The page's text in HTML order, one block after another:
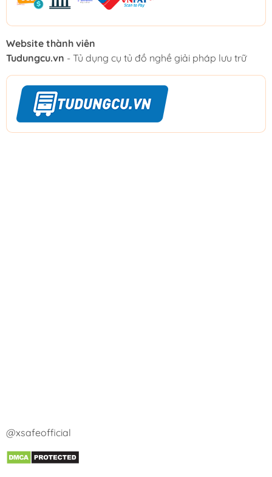
Website thành viên
Tudungcu.vn - Tủ dụng cụ tủ đồ nghề giải pháp lưu trữ
@xsafeofficial